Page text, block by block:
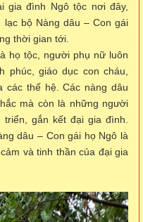
gia đình Ngô tộc nơi đây,
bộ Nàng dâu – Con gái
thời gian tới.
họ tộc, người phụ nữ luôn
phúc, giáo dục con cháu,
các thế hệ. Các nàng dâu
mà còn là những người
gắn kết đại gia đình.
dâu – Con gái họ Ngô là
và tinh thần của đại gia